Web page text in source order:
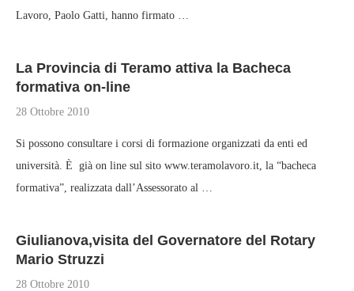
Lavoro, Paolo Gatti, hanno firmato …
La Provincia di Teramo attiva la Bacheca
formativa on-line
28 Ottobre 2010
Si possono consultare i corsi di formazione organizzati da enti ed
università. È già on line sul sito www.teramolavoro.it, la “bacheca
formativa”, realizzata dall’Assessorato al …
Giulianova,visita del Governatore del Rotary
Mario Struzzi
28 Ottobre 2010